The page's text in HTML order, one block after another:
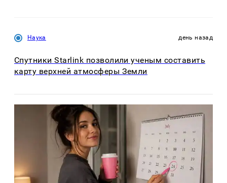
Наука день назад
Спутники Starlink позволили ученым составить
карту верхней атмосферы Земли